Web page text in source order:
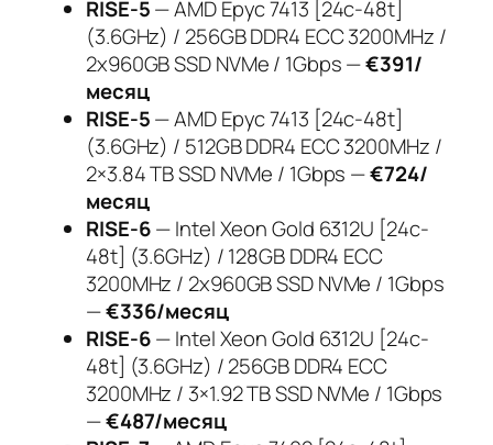
RISE-5— AMD Epyc 7413 [24c-48t]
(3.6GHz) / 256GB DDR4 ECC 3200MHz /
2x960GB SSD NVMe / 1Gbps —€391/
месяц
RISE-5— AMD Epyc 7413 [24c-48t]
(3.6GHz) / 512GB DDR4 ECC 3200MHz /
2×3.84 TB SSD NVMe / 1Gbps —€724/
месяц
RISE-6— Intel Xeon Gold 6312U [24c-
48t] (3.6GHz) / 128GB DDR4 ECC
3200MHz / 2x960GB SSD NVMe / 1Gbps
—€336/месяц
RISE-6— Intel Xeon Gold 6312U [24c-
48t] (3.6GHz) / 256GB DDR4 ECC
3200MHz / 3×1.92 TB SSD NVMe / 1Gbps
—€487/месяц